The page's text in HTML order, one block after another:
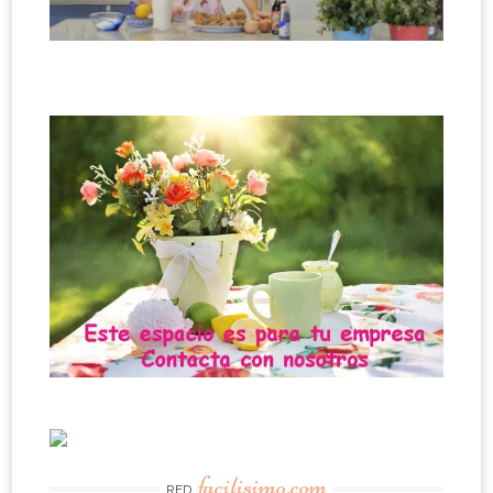
facilisimo.com